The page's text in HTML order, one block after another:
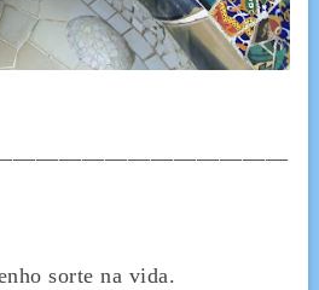
sorte na vida.